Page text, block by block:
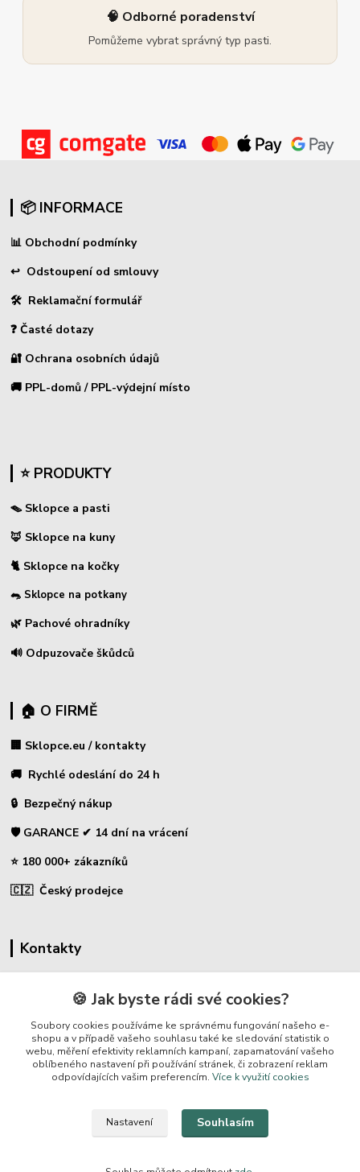
🧠 Odborné poradenství
Pomůžeme vybrat správný typ pasti.
📦 INFORMACE
📊 Obchodní podmínky
↩ Odstoupení od smlouvy
🛠 Reklamační formulář
❓ Časté dotazy
🔐 Ochrana osobních údajů
🚚 PPL-domů / PPL-výdejní místo
⭐ PRODUKTY
🪤 Sklopce a pasti
🦊 Sklopce na kuny
🐈 Sklopce na kočky
🐀 Sklopce na potkany
🌿 Pachové ohradníky
🔊 Odpuzovače škůdců
🏠 O FIRMĚ
🏢 Sklopce.eu / kontakty
🚚 Rychlé odeslání do 24 h
🔒 Bezpečný nákup
🛡️ GARANCE ✔ 14 dní na vrácení
⭐ 180 000+ zákazníků
🇨🇿 Český prodejce
Kontakty
🛡️ Zákaznická podpora
📞 728 007 997
⏰ Po-Pá | 7:00 - 13:30 |
info@repulse.cz
🍪 Jak byste rádi své cookies?
Soubory cookies používáme ke správnému fungování našeho e-
shopu a v případě vašeho souhlasu také ke sledování statistik o
webu, měření efektivity reklamních kampaní, zapamatování vašeho
oblíbeného nastavení při používání stránek, či zobrazení reklam
odpovídajících vašim preferencím. Více k využití cookies
Nastavení Souhlasím